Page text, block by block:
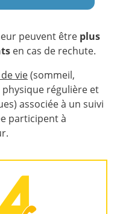
peuvent être plus
en cas de rechute.
vie(sommeil,
régulière et
associée à un suivi
participent à